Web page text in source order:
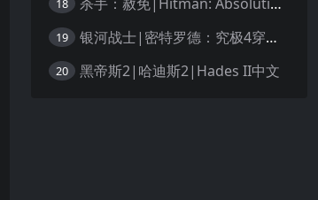
18
19 银河战士|密特罗德：究极4穿越未知|Metroid Prime 4: Beyond中文
20 黑帝斯2|哈迪斯2|Hades II中文